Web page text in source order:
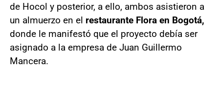
de Hocol y posterior, a ello, ambos asistieron a
un almuerzo en el restaurante Flora en Bogotá,
donde le manifestó que el proyecto debía ser
asignado a la empresa de Juan Guillermo
Mancera.